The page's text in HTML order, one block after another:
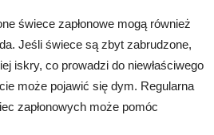
świece zapłonowe mogą również
Jeśli świece są zbyt zabrudzone,
iskry, co prowadzi do niewłaściwego
może pojawić się dym. Regularna
zapłonowych może pomóc